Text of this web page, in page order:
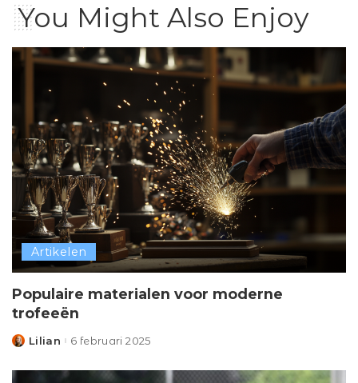
You Might Also Enjoy
Artikelen
Populaire materialen voor moderne
trofeeën
Posted
Lilian 6 februari 2025